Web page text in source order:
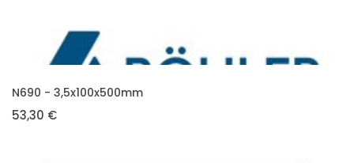
VLOŽIT DO KOŠÍKU
N690 - 3,5x100x500mm
53,30 €